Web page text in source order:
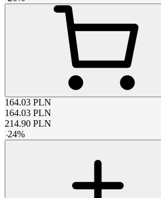
164.03 PLN
164.03 PLN
214.90 PLN
-24%